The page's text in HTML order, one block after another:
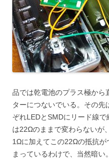
品では乾電池のプラス極か
ターにつないでいる。その
ぞれLEDとSMDにリード線
は22Ωのままで変わらないが
1Ωに加えてこの22Ωの抵抗
まっているわけで、当然暗い。